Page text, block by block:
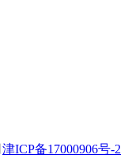
津ICP备17000906号-2